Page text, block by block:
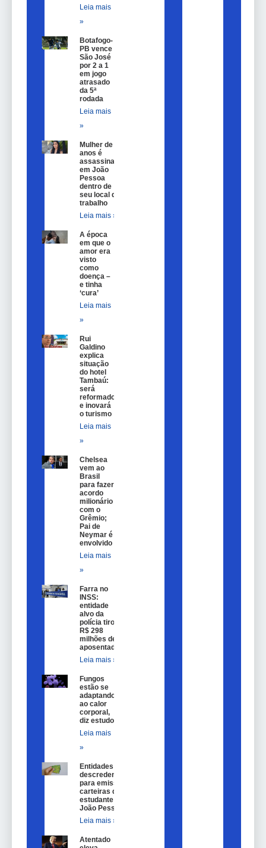
Leia mais
»
Botafogo-
PB vence
São José
por 2 a 1
em jogo
atrasado
da 5ª
rodada
Leia mais
»
Mulher de 25
anos é
assassinada
em João
Pessoa
dentro de
seu local de
trabalho
Leia mais »
A época
em que o
amor era
visto
como
doença –
e tinha
‘cura’
Leia mais
»
Rui
Galdino
explica
situação
do hotel
Tambaú:
será
reformado
e inovará
o turismo
Leia mais
»
Chelsea
vem ao
Brasil
para fazer
acordo
milionário
com o
Grêmio;
Pai de
Neymar é
envolvido
Leia mais
»
Farra no
INSS:
entidade
alvo da
polícia tirou
R$ 298
milhões de
aposentados
Leia mais »
Fungos
estão se
adaptando
ao calor
corporal,
diz estudo
Leia mais
»
Entidades são
descredenciadas
para emissão de
carteiras de
estudante em
João Pessoa
Leia mais »
Atentado